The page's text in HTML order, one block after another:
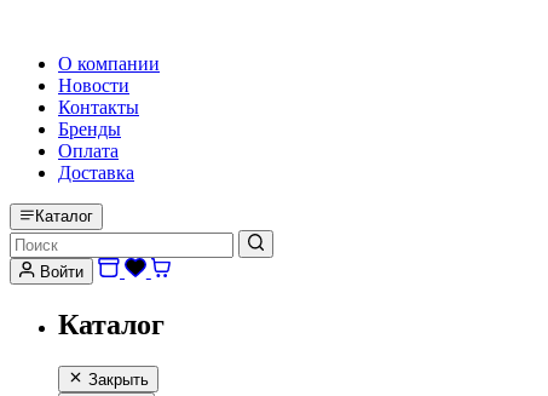
О компании
Новости
Контакты
Бренды
Оплата
Доставка
Каталог
Войти
Каталог
Закрыть